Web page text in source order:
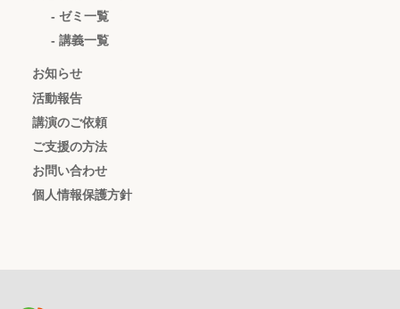
- ゼミ一覧
- 講義一覧
お知らせ
活動報告
講演のご依頼
ご支援の方法
お問い合わせ
個人情報保護方針